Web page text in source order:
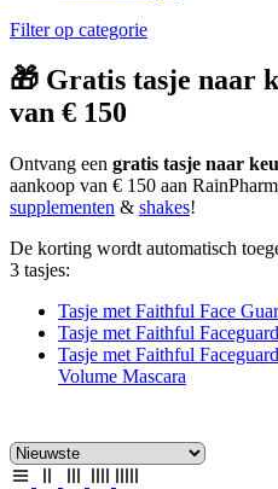
Filter op categorie
🎁 Gratis tasje naar
van € 150
Ontvang een gratis tasje naar
aankoop van € 150 aan
supplementen & shakes!
De korting wordt automatisch
3 tasjes:
Tasje met Faithful Face
Tasje met Faithful
Tasje met Faithful
Volume Mascara